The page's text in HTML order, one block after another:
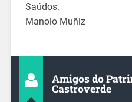
Saúdos.
Manolo Muñiz
Amigos do
Castroverde